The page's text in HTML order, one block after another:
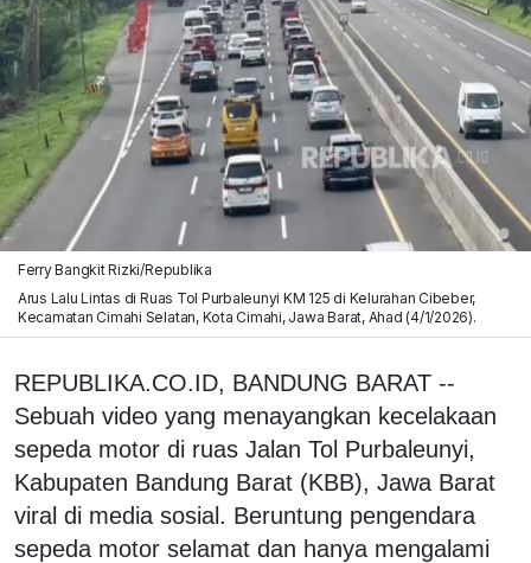
Ferry Bangkit Rizki/Republika
Arus Lalu Lintas di Ruas Tol Purbaleunyi KM 125 di Kelurahan Cibeber,
Kecamatan Cimahi Selatan, Kota Cimahi, Jawa Barat, Ahad (4/1/2026).
REPUBLIKA.CO.ID, BANDUNG BARAT --
Sebuah video yang menayangkan kecelakaan
sepeda motor di ruas Jalan Tol Purbaleunyi,
Kabupaten Bandung Barat (KBB), Jawa Barat
viral di media sosial. Beruntung pengendara
sepeda motor selamat dan hanya mengalami